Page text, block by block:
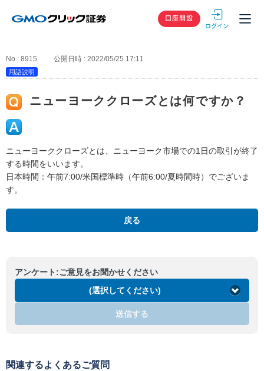
GMOクリック
口座開設
No : 8915 公開日時 : 2022/05/25 17:11
用語説明
ニューヨーククローズとは何ですか？
ニューヨーククローズとは、ニューヨーク市場での1日の取引が終了
する時間をいいます。
日本時間：午前7:00/米国標準時（午前6:00/夏時間時）でございま
す。
戻る
アンケート:ご意見をお聞かせください
(選択してください)
送信する
関連するよくあるご質問